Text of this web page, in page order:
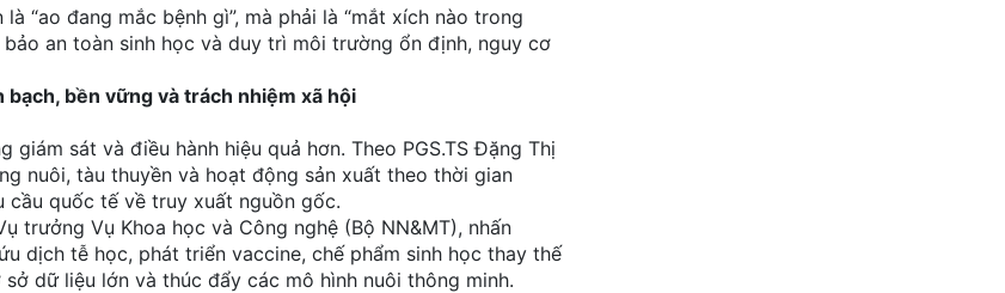
“ao đang mắc bệnh gì”, mà phải là “mắt xích nào trong
an toàn sinh học và duy trì môi trường ổn định, nguy cơ
bền vững và trách nhiệm xã hội
sát và điều hành hiệu quả hơn. Theo PGS.TS Đặng Thị
nuôi, tàu thuyền và hoạt động sản xuất theo thời gian
cầu quốc tế về truy xuất nguồn gốc.
trưởng Vụ Khoa học và Công nghệ (Bộ NN&MT), nhấn
dịch tễ học, phát triển vaccine, chế phẩm sinh học thay thế
dữ liệu lớn và thúc đẩy các mô hình nuôi thông minh.